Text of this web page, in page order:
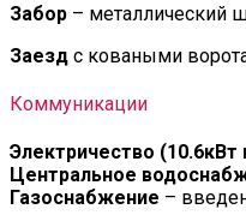
Забор – металлический
Заезд с коваными
Коммуникации
Электричество
Центральное
Газоснабжение –